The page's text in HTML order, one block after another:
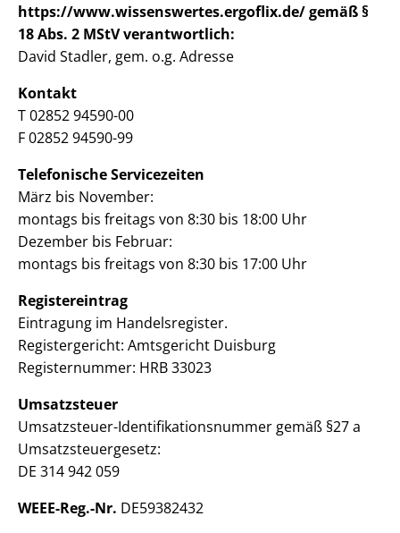
https://www.wissenswertes.ergoflix.de/ gemäß §
18 Abs. 2 MStV verantwortlich:
David Stadler, gem. o.g. Adresse
Kontakt
T 02852 94590-00
F 02852 94590-99
Telefonische Servicezeiten
März bis November:
montags bis freitags von 8:30 bis 18:00 Uhr
Dezember bis Februar:
montags bis freitags von 8:30 bis 17:00 Uhr
Registereintrag
Eintragung im Handelsregister.
Registergericht: Amtsgericht Duisburg
Registernummer: HRB 33023
Umsatzsteuer
Umsatzsteuer-Identifikationsnummer gemäß §27 a
Umsatzsteuergesetz:
DE 314 942 059
WEEE-Reg.-Nr. DE59382432